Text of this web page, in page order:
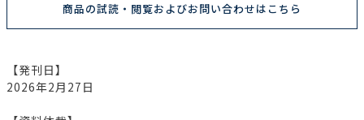
商品の試読・閲覧およびお問い合わせはこちら
【発刊日】
2026年2月27日